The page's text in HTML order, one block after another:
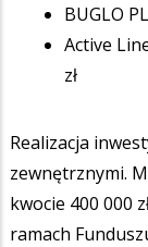
BUGLO
Active
zł
Realizacja
zewnętrznymi.
kwocie 400 000
ramach